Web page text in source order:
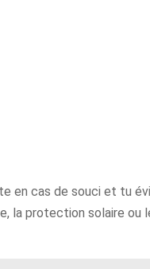
en cas de souci et tu
la protection solaire